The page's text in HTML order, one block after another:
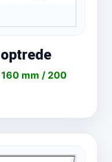
160 mm / 200